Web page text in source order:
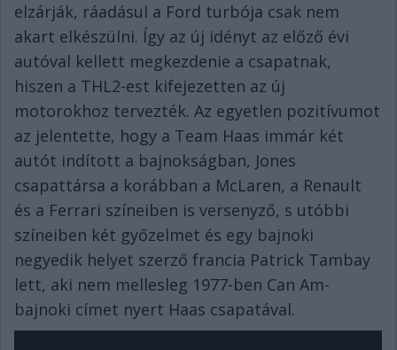
elzárják, ráadásul a Ford turbója csak nem
akart elkészülni. Így az új idényt az előző évi
autóval kellett megkezdenie a csapatnak,
hiszen a THL2-est kifejezetten az új
motorokhoz tervezték. Az egyetlen pozitívumot
az jelentette, hogy a Team Haas immár két
autót indított a bajnokságban, Jones
csapattársa a korábban a McLaren, a Renault
és a Ferrari színeiben is versenyző, s utóbbi
színeiben két győzelmet és egy bajnoki
negyedik helyet szerző francia Patrick Tambay
lett, aki nem mellesleg 1977-ben Can Am-
bajnoki címet nyert Haas csapatával.